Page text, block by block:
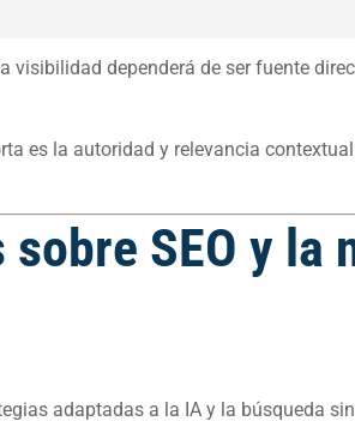
visibilidad dependerá de ser fuente
es la autoridad y relevancia
SEO y la
adaptadas a la IA y la búsqueda